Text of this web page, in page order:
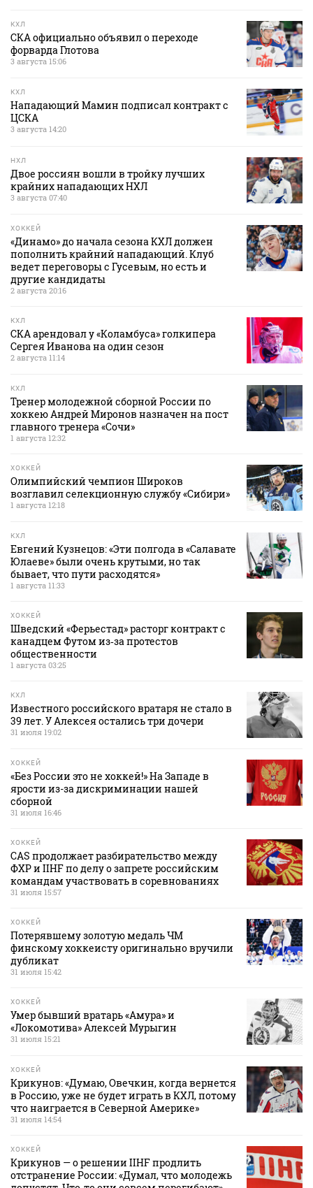
КХЛ
СКА официально объявил о переходе
форварда Глотова
3 августа 15:06
КХЛ
Нападающий Мамин подписал контракт с
ЦСКА
3 августа 14:20
НХЛ
Двое россиян вошли в тройку лучших
крайних нападающих НХЛ
3 августа 07:40
ХОККЕЙ
«Динамо» до начала сезона КХЛ должен
пополнить крайний нападающий. Клуб
ведет переговоры с Гусевым, но есть и
другие кандидаты
2 августа 20:16
КХЛ
СКА арендовал у «Коламбуса» голкипера
Сергея Иванова на один сезон
2 августа 11:14
КХЛ
Тренер молодежной сборной России по
хоккею Андрей Миронов назначен на пост
главного тренера «Сочи»
1 августа 12:32
ХОККЕЙ
Олимпийский чемпион Широков
возглавил селекционную службу «Сибири»
1 августа 12:18
КХЛ
Евгений Кузнецов: «Эти полгода в «Салавате
Юлаеве» были очень крутыми, но так
бывает, что пути расходятся»
1 августа 11:33
ХОККЕЙ
Шведский «Ферьестад» расторг контракт с
канадцем Футом из‑за протестов
общественности
1 августа 03:25
КХЛ
Известного российского вратаря не стало в
39 лет. У Алексея остались три дочери
31 июля 19:02
ХОККЕЙ
«Без России это не хоккей!» На Западе в
ярости из-за дискриминации нашей
сборной
31 июля 16:46
ХОККЕЙ
CAS продолжает разбирательство между
ФХР и IIHF по делу о запрете российским
командам участвовать в соревнованиях
31 июля 15:57
ХОККЕЙ
Потерявшему золотую медаль ЧМ
финскому хоккеисту оригинально вручили
дубликат
31 июля 15:42
ХОККЕЙ
Умер бывший вратарь «Амура» и
«Локомотива» Алексей Мурыгин
31 июля 15:21
ХОККЕЙ
Крикунов: «Думаю, Овечкин, когда вернется
в Россию, уже не будет играть в КХЛ, потому
что наиграется в Северной Америке»
31 июля 14:54
ХОККЕЙ
Крикунов — о решении IIHF продлить
отстранение России: «Думал, что молодежь